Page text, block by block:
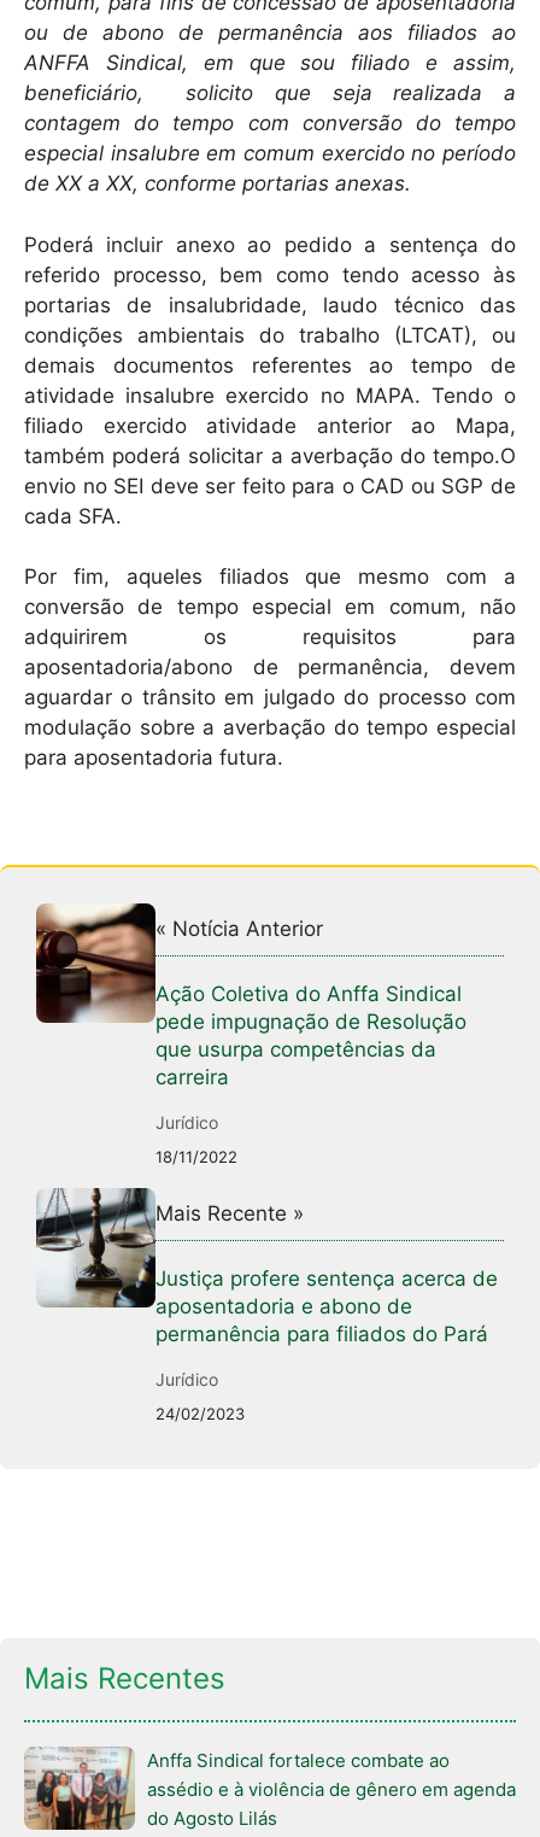
ou de abono de permanência aos filiados ao
ANFFA Sindical, em que sou filiado e assim,
beneficiário, solicito que seja realizada a
contagem do tempo com conversão do tempo
especial insalubre em comum exercido no período
de XX a XX, conforme portarias anexas.
Poderá incluir anexo ao pedido a sentença do
referido processo, bem como tendo acesso às
portarias de insalubridade, laudo técnico das
condições ambientais do trabalho (LTCAT), ou
demais documentos referentes ao tempo de
atividade insalubre exercido no MAPA. Tendo o
filiado exercido atividade anterior ao Mapa,
também poderá solicitar a averbação do tempo.O
envio no SEI deve ser feito para o CAD ou SGP de
cada SFA.
Por fim, aqueles filiados que mesmo com a
conversão de tempo especial em comum, não
adquirirem os requisitos para
aposentadoria/abono de permanência, devem
aguardar o trânsito em julgado do processo com
modulação sobre a averbação do tempo especial
para aposentadoria futura.
« Notícia Anterior
Ação Coletiva do Anffa Sindical
pede impugnação de Resolução
que usurpa competências da
carreira
Jurídico
18/11/2022
Mais Recente »
Justiça profere sentença acerca de
aposentadoria e abono de
permanência para filiados do Pará
Jurídico
24/02/2023
Mais Recentes
Anffa Sindical fortalece combate ao
assédio e à violência de gênero em agenda
do Agosto Lilás